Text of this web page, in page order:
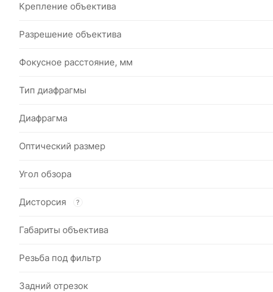
Крепление объектива
Разрешение объектива
Фокусное расстояние, мм
Тип диафрагмы
Диафрагма
Оптический размер
Угол обзора
Дисторсия ?
Габариты объектива
Резьба под фильтр
Задний отрезок